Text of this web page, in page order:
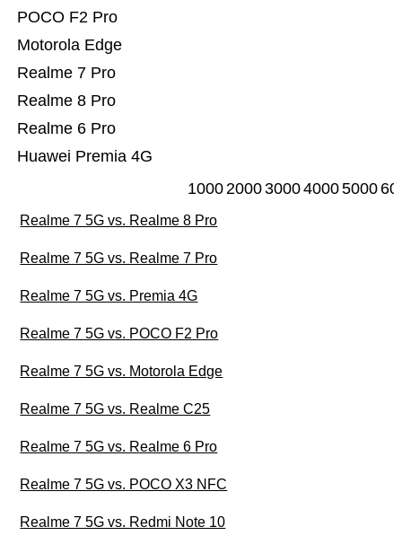
Huawei Premia 4G
Realme 6 Pro
Realme 8 Pro
Realme 7 Pro
Motorola Edge
POCO F2 Pro
10002000300040005000
Realme 7 5G vs. Realme 8 Pro
Realme 7 5G vs. Realme 7 Pro
Realme 7 5G vs. Premia 4G
Realme 7 5G vs. POCO F2 Pro
Realme 7 5G vs. Motorola Edge
Realme 7 5G vs. Realme C25
Realme 7 5G vs. Realme 6 Pro
Realme 7 5G vs. POCO X3 NFC
Realme 7 5G vs. Redmi Note 10